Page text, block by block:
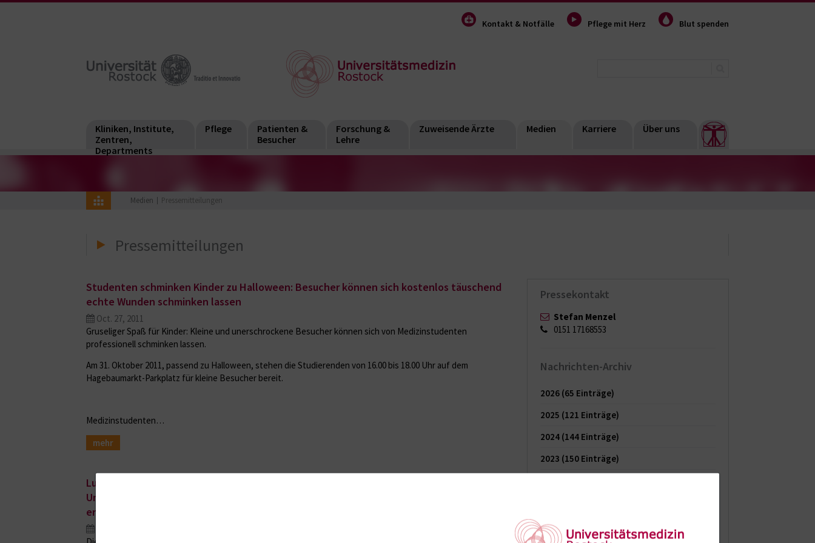
Kontakt & Notfälle Pflege mit Herz Blut spenden
Kliniken, Institute,
Zentren,
Departments
Pflege
Patienten &
Besucher
Forschung &
Lehre
Zuweisende Ärzte Medien Karriere Über uns
Medien Pressemitteilungen
Pressemitteilungen
Studenten schminken Kinder zu Halloween: Besucher können sich kostenlos täuschend
echte Wunden schminken lassen
Oct. 27, 2011
Gruseliger Spaß für Kinder: Kleine und unerschrockene Besucher können sich von Medizinstudenten
professionell schminken lassen.
Am 31. Oktober 2011, passend zu Halloween, stehen die Studierenden von 16.00 bis 18.00 Uhr auf dem
Hagebaumarkt-Parkplatz für kleine Besucher bereit.
Medizinstudenten…
mehr
Lulu und Cornelius auf den Herztagen in Rostock am 3. und 4. November:
Universitätsmedizin Rostock stellt den weltweit modernsten Herz-Lungen-Abhörtrainer
erstmals der Öffentlichkeit vor
Pressekontakt
Stefan Menzel
0151 17168553
Nachrichten-Archiv
2026 (65 Einträge)
2025 (121 Einträge)
2024 (144 Einträge)
2023 (150 Einträge)
2020